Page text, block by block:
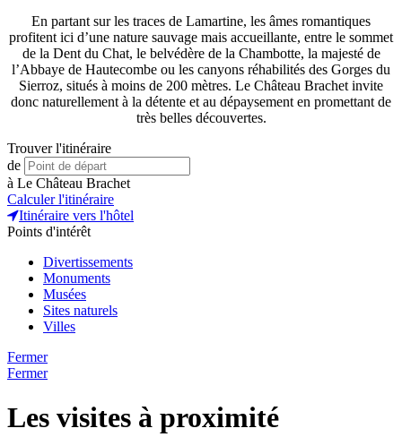
En partant sur les traces de Lamartine, les âmes romantiques
profitent ici d’une nature sauvage mais accueillante, entre le sommet
de la Dent du Chat, le belvédère de la Chambotte, la majesté de
l’Abbaye de Hautecombe ou les canyons réhabilités des Gorges du
Sierroz, situés à moins de 200 mètres. Le Château Brachet invite
donc naturellement à la détente et au dépaysement en promettant de
très belles découvertes.
Trouver l'itinéraire
de
à Le Château Brachet
Calculer l'itinéraire
Itinéraire vers l'hôtel
Points d'intérêt
Divertissements
Monuments
Musées
Sites naturels
Villes
Fermer
Fermer
Les visites à proximité